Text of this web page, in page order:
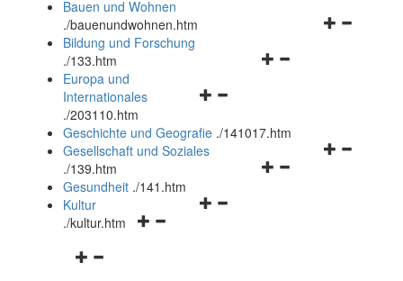
Bauen und Wohnen
./bauenundwohnen.htm
Navigationsmenü
Bildung und Forschung
./133.htm
Navigationsmenü
und
schließen
Europa und
Internationales
./203110.htm
Geschichte und Geografie ./141017.htm
Navigationsmenü
Gesellschaft und Soziales
./139.htm
Navigationsmenü
Gesundheit ./141.htm
Navigationsmenü
Kultur
./kultur.htm
Navigationsmenü